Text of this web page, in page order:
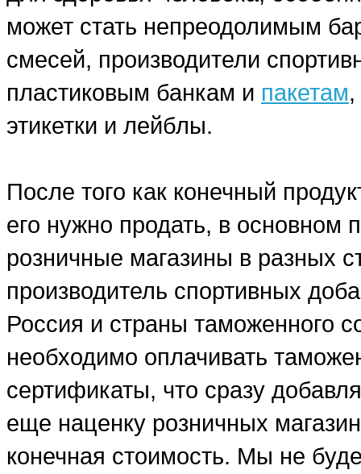
может стать непреодолимым
смесей, производители
пластиковым банкам и пакетам
этикетки и лейблы.
После того как конечный
его нужно продать, в основном
розничные магазины в разных
производитель спортивных
Россия и страны таможенного
необходимо оплачивать
сертификаты, что сразу
еще наценку розничных
конечная стоимость. Мы не